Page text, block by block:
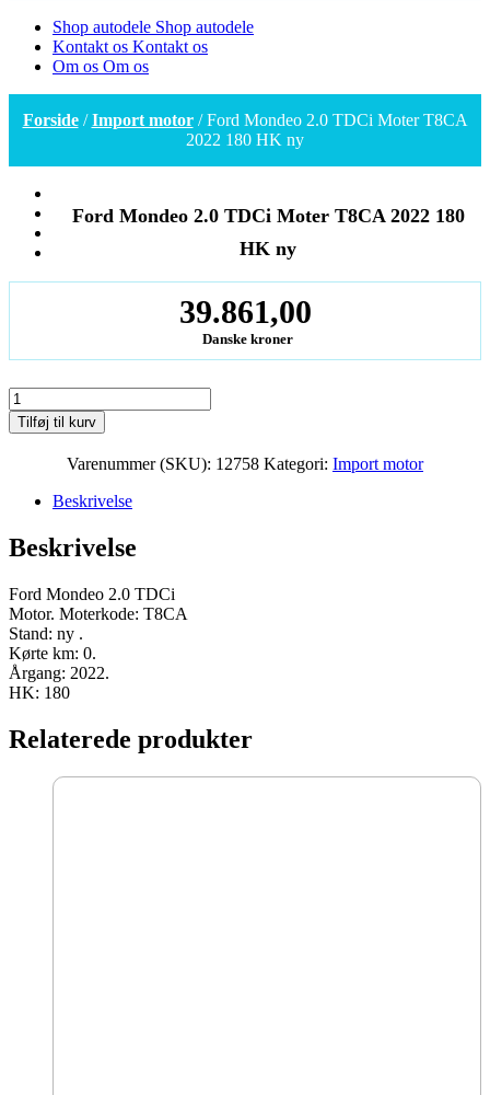
Shop autodele Shop autodele
Kontakt os Kontakt os
Om os Om os
Forside/Import motor/ Ford Mondeo 2.0 TDCi Moter T8CA
2022 180 HK ny
Ford Mondeo 2.0 TDCi Moter T8CA 2022 180
HK ny
39.861,00
Danske kroner
Ford
Mondeo
2.0
HK
antal
Tilføj til kurv
Varenummer (SKU): 12758 Kategori: Import motor
Beskrivelse
Beskrivelse
Ford Mondeo 2.0 TDCi
Motor. Moterkode: T8CA
Stand: ny .
Kørte km: 0.
Årgang: 2022.
HK: 180
Relaterede produkter